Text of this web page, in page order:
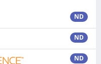
ND
ND
ND